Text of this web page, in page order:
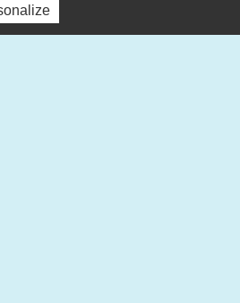
ne feront l’objet